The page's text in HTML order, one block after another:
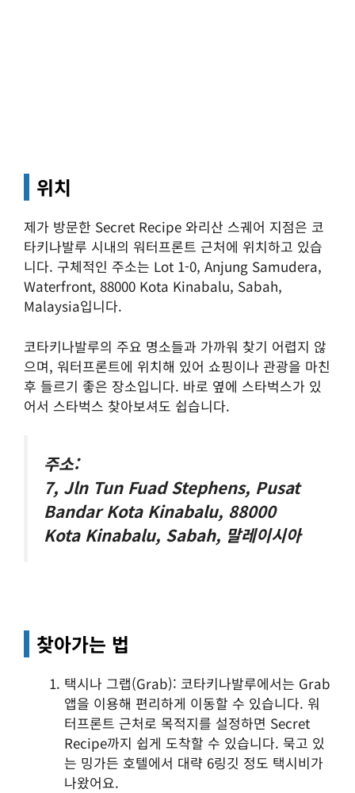
위치
제가 방문한 Secret Recipe 와리산 스궤어 지점은 코
타키나발루 시내의 워터프론트 근처에 위치하고 있습
니다. 구체적인 주소는 Lot 1-0, Anjung Samudera,
Waterfront, 88000 Kota Kinabalu, Sabah,
Malaysia입니다.
코타키나발루의 주요 명소들과 가까워 찾기 어렵지 않
으며, 워터프론트에 위치해 있어 쇼핑이나 관광을 마친
후 들르기 좋은 장소입니다. 바로 옆에 스타벅스가 있
어서 스타벅스 찾아보셔도 쉽습니다.
주소:
7, Jln Tun Fuad Stephens, Pusat
Bandar Kota Kinabalu, 88000
Kota Kinabalu, Sabah, 말레이시아
찾아가는 법
택시나 그랩(Grab): 코타키나발루에서는 Grab
앱을 이용해 편리하게 이동할 수 있습니다. 워
터프론트 근처로 목적지를 설정하면 Secret
Recipe까지 쉽게 도착할 수 있습니다. 묵고 있
는 밍가든 호텔에서 대략 6링깃 정도 택시비가
나왔어요.